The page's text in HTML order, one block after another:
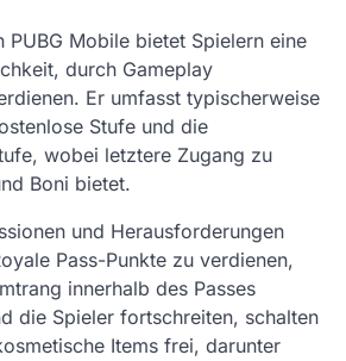
PUBG Mobile bietet Spielern eine
durch Gameplay
Er umfasst typischerweise
Stufe und die
wobei letztere Zugang zu
Boni bietet.
und Herausforderungen
Pass-Punkte zu verdienen,
innerhalb des Passes
die Spieler fortschreiten, schalten
Items frei, darunter